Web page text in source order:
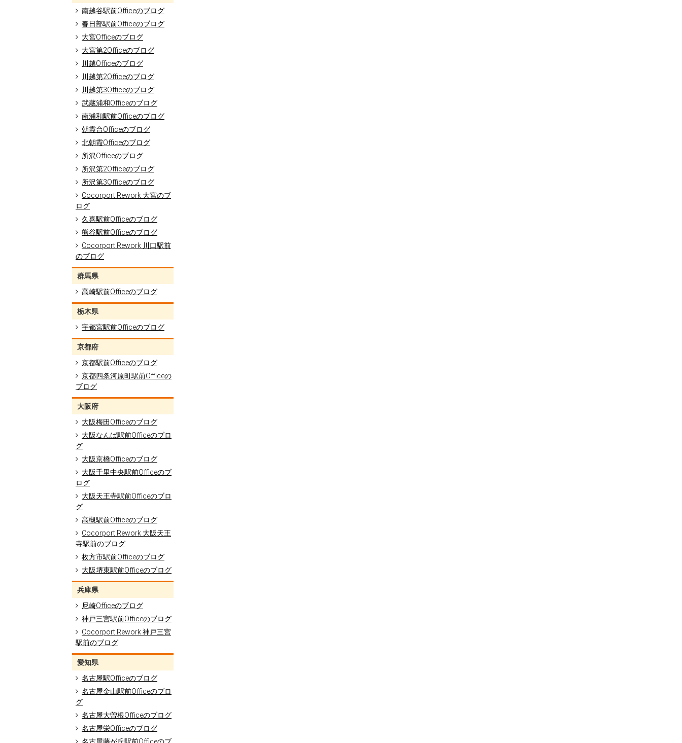
南越谷駅前Officeのブログ
春日部駅前Officeのブログ
大宮Officeのブログ
大宮第2Officeのブログ
川越Officeのブログ
川越第2Officeのブログ
川越第3Officeのブログ
武蔵浦和Officeのブログ
南浦和駅前Officeのブログ
朝霞台Officeのブログ
北朝霞Officeのブログ
所沢Officeのブログ
所沢第2Officeのブログ
所沢第3Officeのブログ
Cocorport Rework 大宮のブ
ログ
久喜駅前Officeのブログ
熊谷駅前Officeのブログ
Cocorport Rework 川口駅前
のブログ
群馬県
高崎駅前Officeのブログ
栃木県
宇都宮駅前Officeのブログ
京都府
京都駅前Officeのブログ
京都四条河原町駅前Officeの
ブログ
大阪府
大阪梅田Officeのブログ
大阪なんば駅前Officeのブロ
グ
大阪京橋Officeのブログ
大阪千里中央駅前Officeのブ
ログ
大阪天王寺駅前Officeのブロ
グ
高槻駅前Officeのブログ
Cocorport Rework 大阪天王
寺駅前のブログ
枚方市駅前Officeのブログ
大阪堺東駅前Officeのブログ
兵庫県
尼崎Officeのブログ
神戸三宮駅前Officeのブログ
Cocorport Rework 神戸三宮
駅前のブログ
愛知県
名古屋駅Officeのブログ
名古屋金山駅前Officeのブロ
グ
名古屋大曽根Officeのブログ
名古屋栄Officeのブログ